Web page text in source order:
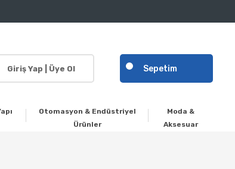
Giriş Yap | Üye Ol Sepetim
Otomasyon & Endüstriyel
Ürünler
Moda &
Aksesuar